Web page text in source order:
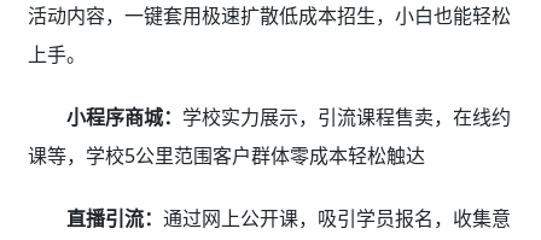
活动内容，一键套用极速扩散低成本招生，小白也能轻松
上手。
小程序商城： 学校实力展示，引流课程售卖，在线约
课等，学校5公里范围客户群体零成本轻松触达
直播引流： 通过网上公开课，吸引学员报名，收集意